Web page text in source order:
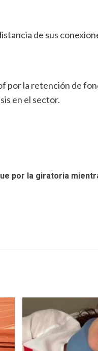
de sus
por la retención de
en el sector.
por la giratoria